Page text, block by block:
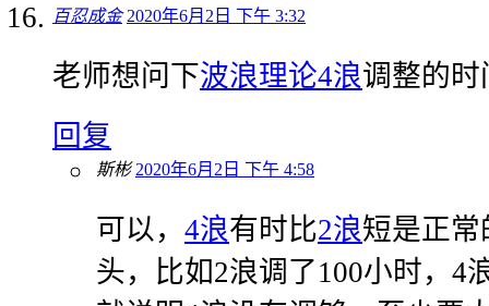
百忍成金 2020年6月2日 下午 3:32
老师想问下波浪理论4浪调整的
回复
斯彬 2020年6月2日 下午 4:58
可以， 4浪有时比2浪短是正
头，比如2浪调了100小时，4